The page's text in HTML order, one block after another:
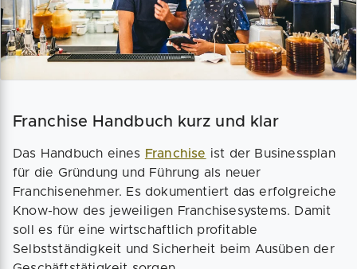
Franchise Handbuch kurz und klar
Das Handbuch eines Franchise ist der Businessplan
für die Gründung und Führung als neuer
Franchisenehmer. Es dokumentiert das erfolgreiche
Know-how des jeweiligen Franchisesystems. Damit
soll es für eine wirtschaftlich profitable
Selbstständigkeit und Sicherheit beim Ausüben der